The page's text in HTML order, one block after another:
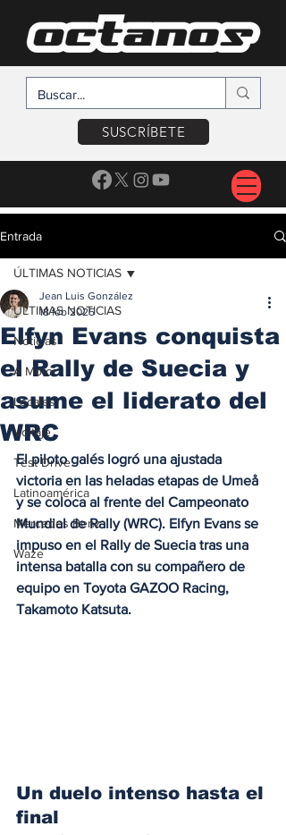
SUSCRÍBETE
Entrada
ÚLTIMAS NOTICIAS
Noticias
A Motor
Locales
Voltaje
Test Drive
Latinoamérica
Mercedes Benz
Waze
ÚLTIMAS NOTICIAS
Elfyn Evans conquista
el Rally de Suecia y
asume el liderato del
WRC
Jean Luis González
18 feb 2025
El piloto galés logró una ajustada
victoria en las heladas etapas de Umeå
y se coloca al frente del Campeonato
Mundial de Rally (WRC). Elfyn Evans se
impuso en el Rally de Suecia tras una
intensa batalla con su compañero de
equipo en Toyota GAZOO Racing,
Takamoto Katsuta.
Un duelo intenso hasta el
final